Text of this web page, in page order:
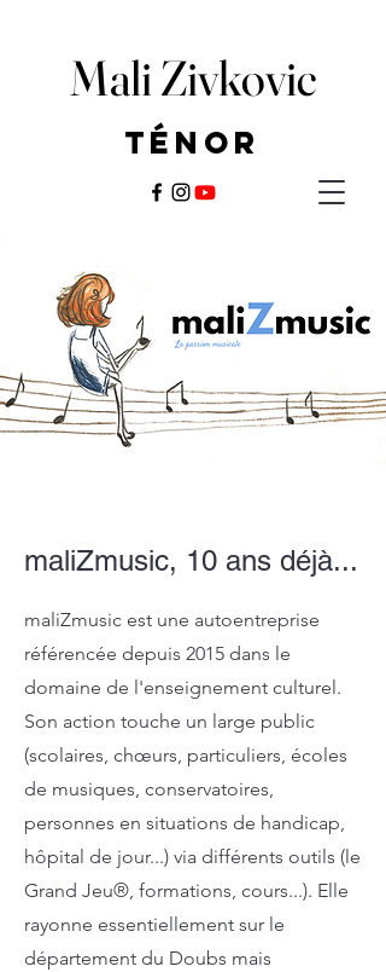
Mali Zivkovic
Mali Zivkovic
Ténor
Ténor
maliZmusic, 10 ans déjà...
maliZmusic est une autoentreprise
référencée depuis 2015 dans le
domaine de l'enseignement culturel.
Son action touche un large public
(scolaires, chœurs, particuliers, écoles
de musiques, conservatoires,
personnes en situations de handicap,
hôpital de jour...) via différents outils (le
Grand Jeu®, formations, cours...). Elle
rayonne essentiellement sur le
département du Doubs mais